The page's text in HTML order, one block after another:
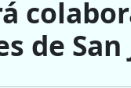
de